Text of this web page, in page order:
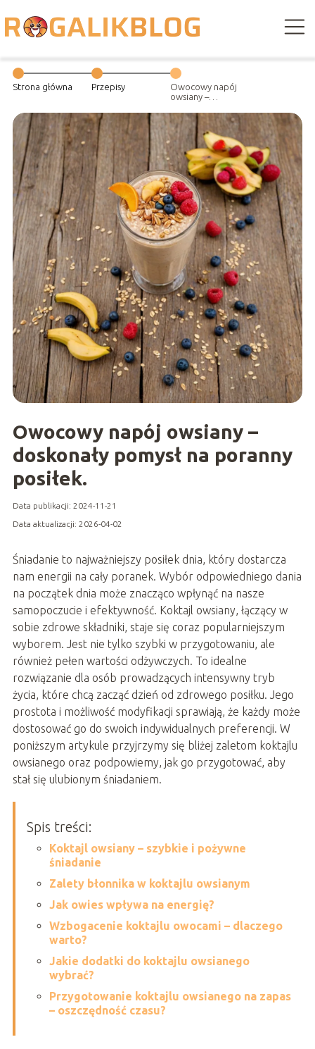
Strona główna Przepisy
Owocowy napój
owsiany –
pomysł na
poranny posiłek.
Owocowy napój owsiany –
doskonały pomysł na poranny
posiłek.
Data publikacji: 2024-11-21
Data aktualizacji: 2026-04-02
Śniadanie to najważniejszy posiłek dnia, który dostarcza
nam energii na cały poranek. Wybór odpowiedniego dania
na początek dnia może znacząco wpłynąć na nasze
samopoczucie i efektywność. Koktajl owsiany, łączący w
sobie zdrowe składniki, staje się coraz popularniejszym
wyborem. Jest nie tylko szybki w przygotowaniu, ale
również pełen wartości odżywczych. To idealne
rozwiązanie dla osób prowadzących intensywny tryb
życia, które chcą zacząć dzień od zdrowego posiłku. Jego
prostota i możliwość modyfikacji sprawiają, że każdy może
dostosować go do swoich indywidualnych preferencji. W
poniższym artykule przyjrzymy się bliżej zaletom koktajlu
owsianego oraz podpowiemy, jak go przygotować, aby
stał się ulubionym śniadaniem.
Spis treści:
Koktajl owsiany – szybkie i pożywne
śniadanie
Zalety błonnika w koktajlu owsianym
Jak owies wpływa na energię?
Wzbogacenie koktajlu owocami – dlaczego
warto?
Jakie dodatki do koktajlu owsianego
wybrać?
Przygotowanie koktajlu owsianego na zapas
– oszczędność czasu?